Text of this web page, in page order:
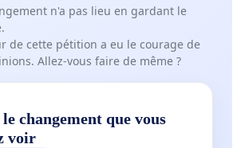
n'a pas lieu en gardant le
de cette pétition a eu le courage de
Allez-vous faire de même ?
changement que vous
voir